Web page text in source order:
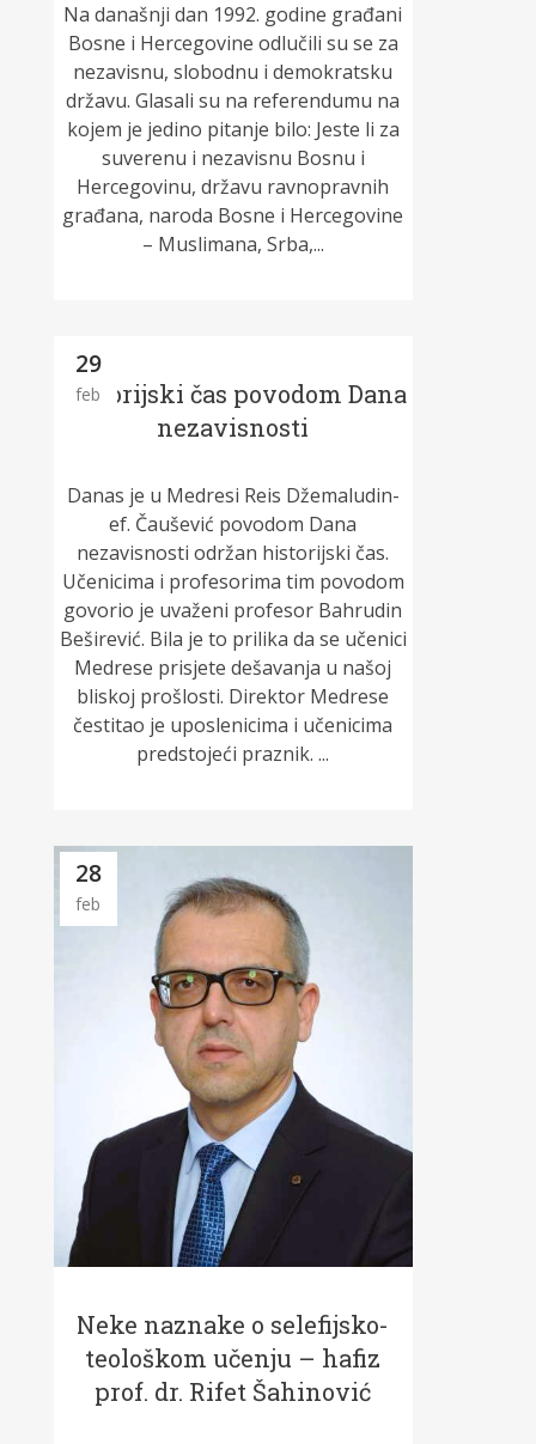
Na današnji dan 1992. godine građani
Bosne i Hercegovine odlučili su se za
nezavisnu, slobodnu i demokratsku
državu. Glasali su na referendumu na
kojem je jedino pitanje bilo: Jeste li za
suverenu i nezavisnu Bosnu i
Hercegovinu, državu ravnopravnih
građana, naroda Bosne i Hercegovine
– Muslimana, Srba,...
29
feb
Historijski čas povodom Dana
nezavisnosti
Danas je u Medresi Reis Džemaludin-
ef. Čaušević povodom Dana
nezavisnosti održan historijski čas.
Učenicima i profesorima tim povodom
govorio je uvaženi profesor Bahrudin
Beširević. Bila je to prilika da se učenici
Medrese prisjete dešavanja u našoj
bliskoj prošlosti. Direktor Medrese
čestitao je uposlenicima i učenicima
predstojeći praznik. ...
28
feb
Neke naznake o selefijsko-
teološkom učenju – hafiz
prof. dr. Rifet Šahinović